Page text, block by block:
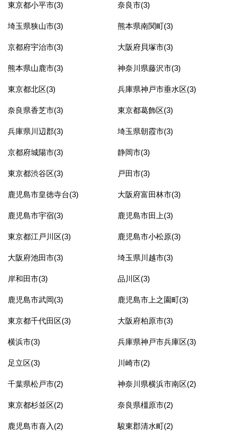
東京都小平市(3) 奈良市(3)
埼玉県狭山市(3) 熊本県南関町(3)
京都府宇治市(3) 大阪府貝塚市(3)
熊本県山鹿市(3) 神奈川県藤沢市(3)
東京都北区(3) 兵庫県神戸市垂水区(3)
奈良県香芝市(3) 東京都葛飾区(3)
兵庫県川辺郡(3) 埼玉県朝霞市(3)
京都府城陽市(3) 静岡市(3)
東京都渋谷区(3) 戸田市(3)
鹿児島市皇徳寺台(3) 大阪府富田林市(3)
鹿児島市宇宿(3) 鹿児島市田上(3)
東京都江戸川区(3) 鹿児島市小松原(3)
大阪府池田市(3) 埼玉県川越市(3)
岸和田市(3) 品川区(3)
鹿児島市武岡(3) 鹿児島市上之園町(3)
東京都千代田区(3) 大阪府柏原市(3)
横浜市(3) 兵庫県神戸市兵庫区(3)
足立区(3) 川崎市(2)
千葉県松戸市(2) 神奈川県横浜市南区(2)
東京都杉並区(2) 奈良県橿原市(2)
鹿児島市喜入(2) 駿東郡清水町(2)